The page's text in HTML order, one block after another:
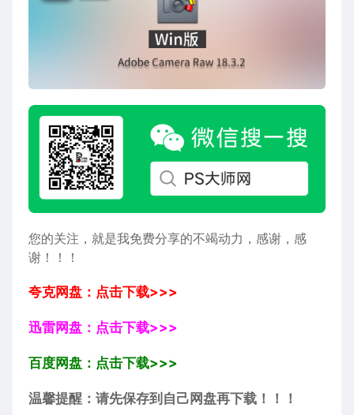
您的关注，就是我免费分享的不竭动力，感谢，感
谢！！！
夸克网盘：点击下载>>>
迅雷网盘：点击下载>>>
百度网盘：点击下载>>>
温馨提醒：请先保存到自己网盘再下载！！！